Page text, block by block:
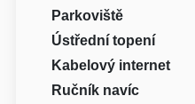
Parkoviště
Ústřední topení
Kabelový internet
Ručník navíc